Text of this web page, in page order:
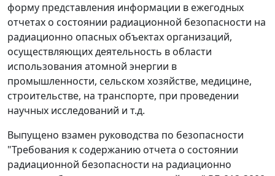
форму представления информации в ежегодных
отчетах о состоянии радиационной безопасности на
радиационно опасных объектах организаций,
осуществляющих деятельность в области
использования атомной энергии в
промышленности, сельском хозяйстве, медицине,
строительстве, на транспорте, при проведении
научных исследований и т.д.
Выпущено взамен руководства по безопасности
"Требования к содержанию отчета о состоянии
радиационной безопасности на радиационно